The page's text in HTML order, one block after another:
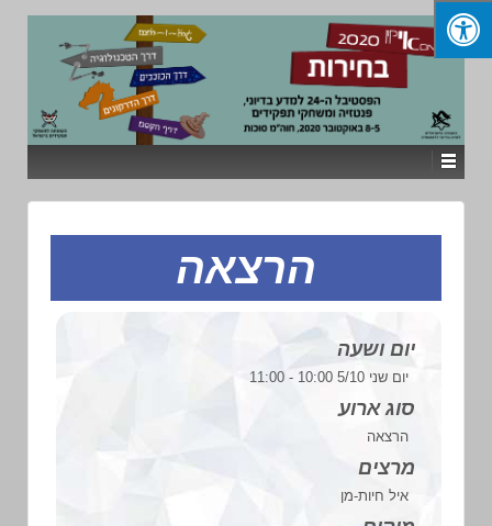
הרצאה
יום ושעה
סוג ארוע
מרצים
איל חיות-מן